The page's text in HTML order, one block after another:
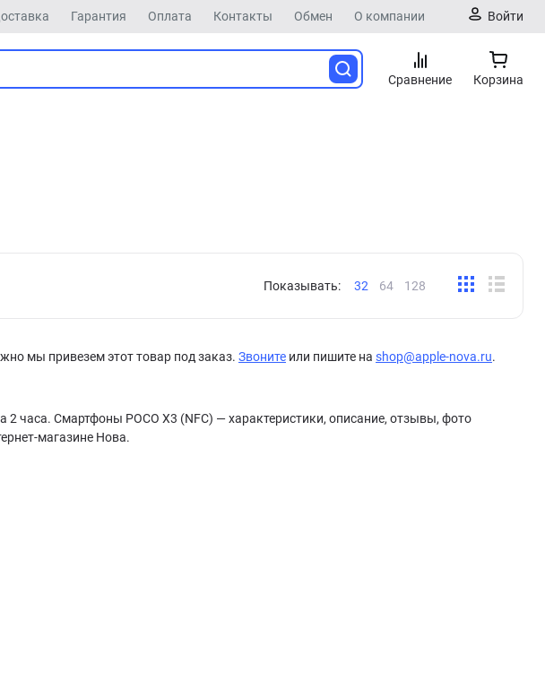
Гарантия Оплата Контакты Обмен О компании Войти
Сравнение Корзина
Показывать: 32 64 128
мы привезем этот товар под заказ. Звоните или пишите на shop@apple-nova.ru.
часа. Смартфоны POCO X3 (NFC) — характеристики, описание, отзывы, фото
магазине Нова.